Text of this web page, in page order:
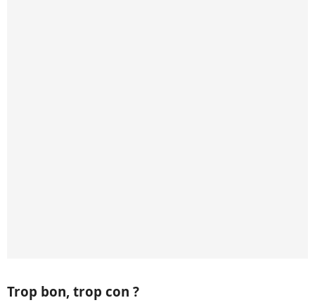
Trop bon, trop con ?